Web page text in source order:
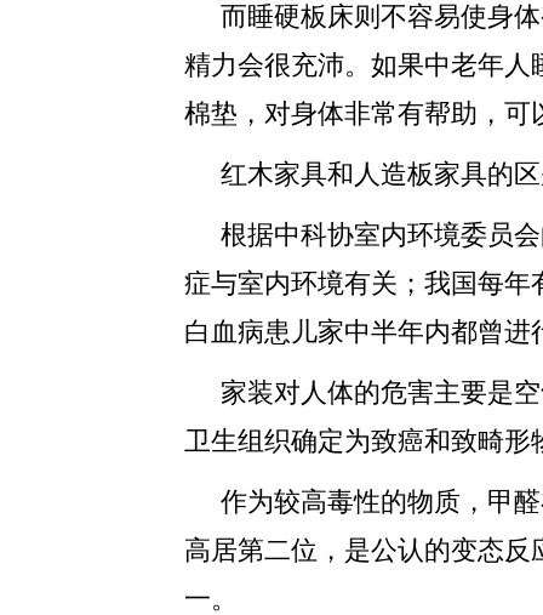
而睡硬板床则不容易使身
精力会很充沛。如果中老年
棉垫，对身体非常有帮助，可
红木家具和人造板家具的
根据中科协室内环境委员
症与室内环境有关；我国每年
白血病患儿家中半年内都曾进
家装对人体的危害主要是
卫生组织确定为致癌和致畸形
作为较高毒性的物质，甲
高居第二位，是公认的变态
一。